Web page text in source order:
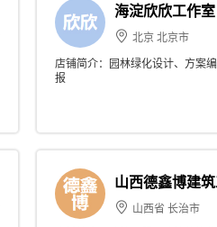
海淀欣欣工作室
北京 北京市
店铺简介：园林绿化设计、方案
报
山西德鑫博建
山西省 长治市